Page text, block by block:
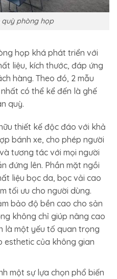
quỳ phòng họp
họp khá phát triển với
liệu, kích thước, đáp ứng
hàng. Theo đó, 2 mẫu
có thể kể đến là ghế
quỳ.
thiết kế độc đáo với khả
bánh xe, cho phép người
tương tác với mọi người
đứng lên. Phần mặt ngồi
liệu bọc da, bọc vải cao
tối ưu cho người dùng.
bảo độ bền cao cho sản
không chỉ giúp nâng cao
là một yếu tố quan trọng
esthetic của không gian
một sự lựa chọn phổ biến